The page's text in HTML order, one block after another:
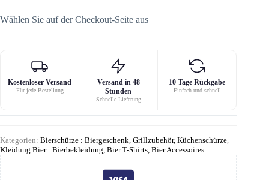
Wählen Sie auf der Checkout-Seite aus
Kostenloser Versand
Für jede Bestellung
Versand in 48
Stunden
Schnelle Lieferung
10 Tage Rückgabe
Einfach und schnell
Kategorien: Bierschürze : Biergeschenk, Grillzubehör, Küchenschürze
Kleidung Bier : Bierbekleidung, Bier T-Shirts, Bier Accessoires